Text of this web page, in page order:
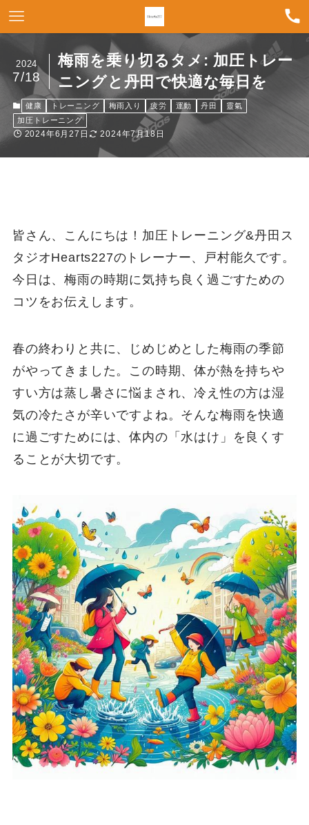
梅雨を乗り切るタメ: 加圧トレー
ニングと丹田で快適な毎日を
2024
7/18
健康 トレーニング 梅雨入り 疲労 運動 丹田
靈氣
加圧トレーニング
2024年6月27日 2024年7月18日
皆さん、こんにちは！加圧トレーニング&丹田ス
タジオHearts227のトレーナー、戸村能久です。
今日は、梅雨の時期に気持ち良く過ごすための
コツをお伝えします。
春の終わりと共に、じめじめとした梅雨の季節
がやってきました。この時期、体が熱を持ちや
すい方は蒸し暑さに悩まされ、冷え性の方は湿
気の冷たさが辛いですよね。そんな梅雨を快適
に過ごすためには、体内の「水はけ」を良くす
ることが大切です。